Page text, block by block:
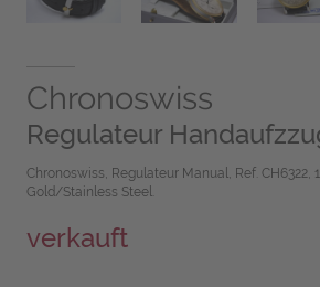
Chronoswiss
Regulateur
Chronoswiss, Regulateur Manual, Ref. CH6322,
Gold/Stainless Steel.
verkauft